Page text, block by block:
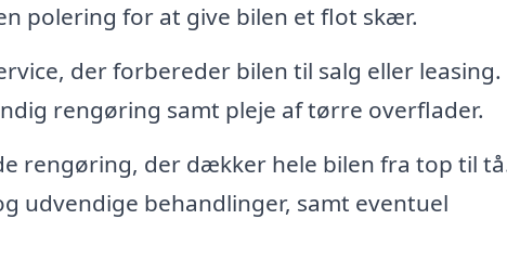
polering for at give bilen et flot skær.
der forbereder bilen til salg eller
rengøring samt pleje af tørre overflader.
rengøring, der dækker hele bilen fra top til
udvendige behandlinger, samt eventuel